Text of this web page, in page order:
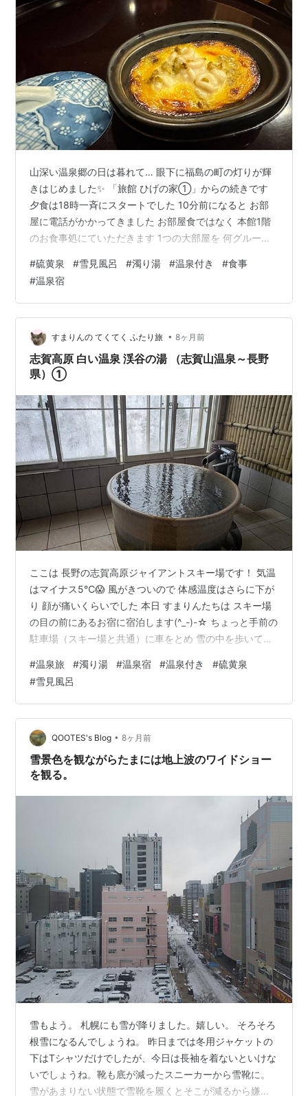
山深い温泉郷の日は暮れて… 眼下に福島の町の灯りが輝
きはじめました✨ 「旅館 ひげの家①」からの続きです
夕食は18時一斉にスタートでした 10分前になると お部
屋に電話がかかってきました お部屋食ではなく 本館1階
のお食事処にていただきます 1つの大部屋を 何グループ
が書かれていました すまりんたちは 一番奥のお部屋「白
樺」にていただきました 一番乗りできなかったので 全体
の写真は撮れませんでしたが この日は5グループが同室
しました 各テーブルには客室名のプレートが置かれてい
て すまりんたちは 窓際の角っこのテーブル席でした ド
リンクメニュ…
#硫黄泉 #雪見風呂 #濁り湯 #温泉付き #食事
#温泉宿
すまりんの てくてく ふたり旅 • 8ヶ月前
志賀高原 白い温泉 渓谷の湯 （志賀山温泉～長野
県）①
ここは 長野の志賀高原ジャイアントスキー場です！ 気温
はマイナス5℃😱 風がきついので 体感温度はさらに下が
り 顔が痛いくらいでした 本日 すまりんたちは スキー場
の目の前にあるお宿に宿泊します(^_-)-☆ ちょっと手前の
駐車場（スキー場と共通）に車をとめ 雪の中を歩いて玄
（長野県下高井郡） チェックイン15:00 チェックアウト
10:00 長野電鉄 志賀高原線「志賀高原山の駅」のバス停
より無料送迎があります🚌 写真 左のカウンターがフロン
トです すまりんたちはチェックイン可能時刻より15分ほ
ど前に到着しました 15時まで 奥の待合所で待…
#温泉旅 #濁り湯 #温泉宿 #温泉付き #硫黄泉
#雪見風呂
QOOTES's Blog • 8ヶ月前
雪景色を観ながらたまには地上波のワイドショー
を観る。
雪もよう。 札幌にも雪が降りました。嬉しい。 そろそろ
根雪になるんでしょうね。 昨日までは冬用ジャケットの
下はTシャツだけでしたが、今日は長袖を着ないといけな
いでしょうね。靴も底が減ったスニーカーから雪靴に。
雪があまりない状態で雪靴を履くとそこが減るから嫌な